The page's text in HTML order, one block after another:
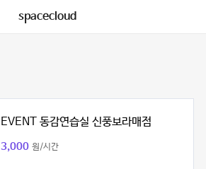
spacecloud
EVENT 동감연습실 신풍보라매점
3,000 원/시간